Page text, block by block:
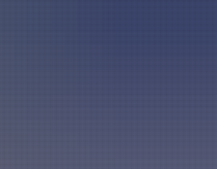
Mitglied werden A A A